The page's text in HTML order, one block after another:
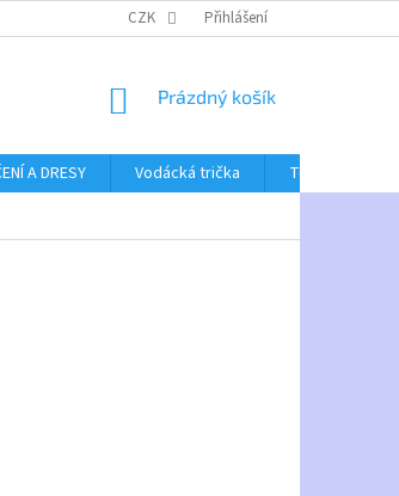
CZK Přihlášení
NÁKUPNÍ
Prázdný košík
A DRESY Vodácká trička
Textil bez